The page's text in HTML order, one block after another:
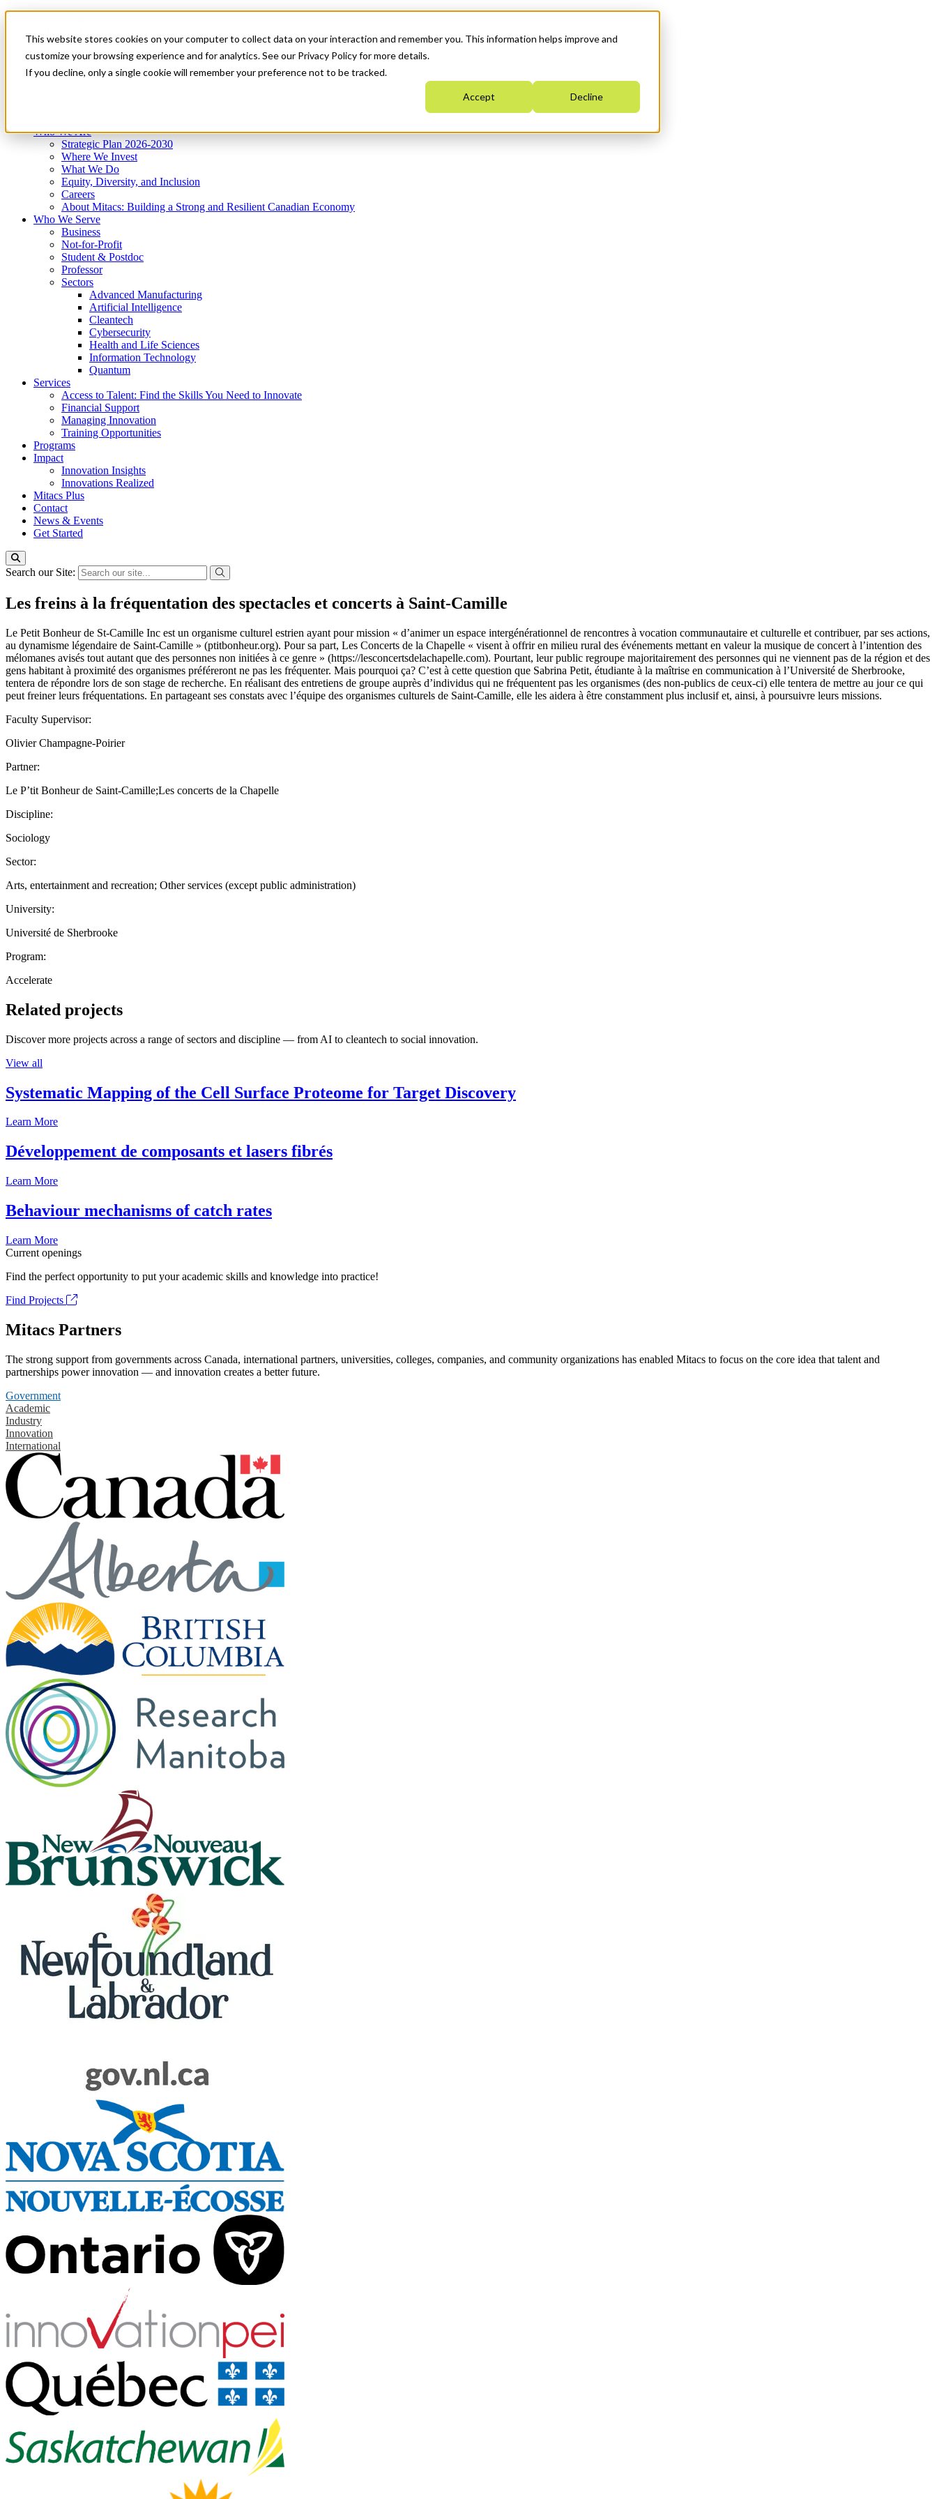
This website stores cookies on your computer to collect data on your interaction and remember you. This information helps improve and
customize your browsing experience and for analytics. See our Privacy Policy for more details.
If you decline, only a single cookie will remember your preference not to be tracked.
Accept Decline
News & Events
Get Started
Menu
Who We Are
Strategic Plan 2026-2030
Where We Invest
What We Do
Equity, Diversity, and Inclusion
Careers
About Mitacs: Building a Strong and Resilient Canadian Economy
Who We Serve
Business
Not-for-Profit
Student & Postdoc
Professor
Sectors
Advanced Manufacturing
Artificial Intelligence
Cleantech
Cybersecurity
Health and Life Sciences
Information Technology
Quantum
Services
Access to Talent: Find the Skills You Need to Innovate
Financial Support
Managing Innovation
Training Opportunities
Programs
Impact
Innovation Insights
Innovations Realized
Mitacs Plus
Contact
News & Events
Get Started
Search our Site:
Les freins à la fréquentation des spectacles et concerts à Saint-Camille
Le Petit Bonheur de St-Camille Inc est un organisme culturel estrien ayant pour mission « d’animer un espace intergénérationnel de rencontres à vocation communautaire et culturelle et contribuer, par ses actions,
au dynamisme légendaire de Saint-Camille » (ptitbonheur.org). Pour sa part, Les Concerts de la Chapelle « visent à offrir en milieu rural des événements mettant en valeur la musique de concert à l’intention des
mélomanes avisés tout autant que des personnes non initiées à ce genre » (https://lesconcertsdelachapelle.com). Pourtant, leur public regroupe majoritairement des personnes qui ne viennent pas de la région et des
gens habitant à proximité des organismes préféreront ne pas les fréquenter. Mais pourquoi ça? C’est à cette question que Sabrina Petit, étudiante à la maîtrise en communication à l’Université de Sherbrooke,
tentera de répondre lors de son stage de recherche. En réalisant des entretiens de groupe auprès d’individus qui ne fréquentent pas les organismes (des non-publics de ceux-ci) elle tentera de mettre au jour ce qui
peut freiner leurs fréquentations. En partageant ses constats avec l’équipe des organismes culturels de Saint-Camille, elle les aidera à être constamment plus inclusif et, ainsi, à poursuivre leurs missions.
Faculty Supervisor:
Olivier Champagne-Poirier
Partner:
Le P’tit Bonheur de Saint-Camille;Les concerts de la Chapelle
Discipline:
Sociology
Sector:
Arts, entertainment and recreation; Other services (except public administration)
University:
Université de Sherbrooke
Program:
Accelerate
Related projects
Discover more projects across a range of sectors and discipline — from AI to cleantech to social innovation.
View all
Systematic Mapping of the Cell Surface Proteome for Target Discovery
Learn More
Développement de composants et lasers fibrés
Learn More
Behaviour mechanisms of catch rates
Learn More
Current openings
Find the perfect opportunity to put your academic skills and knowledge into practice!
Find Projects
Mitacs Partners
The strong support from governments across Canada, international partners, universities, colleges, companies, and community organizations has enabled Mitacs to focus on the core idea that talent and
partnerships power innovation — and innovation creates a better future.
Government
Academic
Industry
Innovation
International